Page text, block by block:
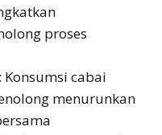
proses
cabai
menurunkan